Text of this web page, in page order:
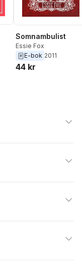
Somnambulist
Essie Fox
E-bok 2011
44 kr